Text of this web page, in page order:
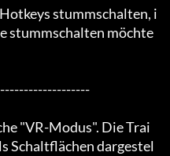
stummschalten, i
stummschalten möchte
"VR-Modus". Die Trai
Schaltflächen dargestel